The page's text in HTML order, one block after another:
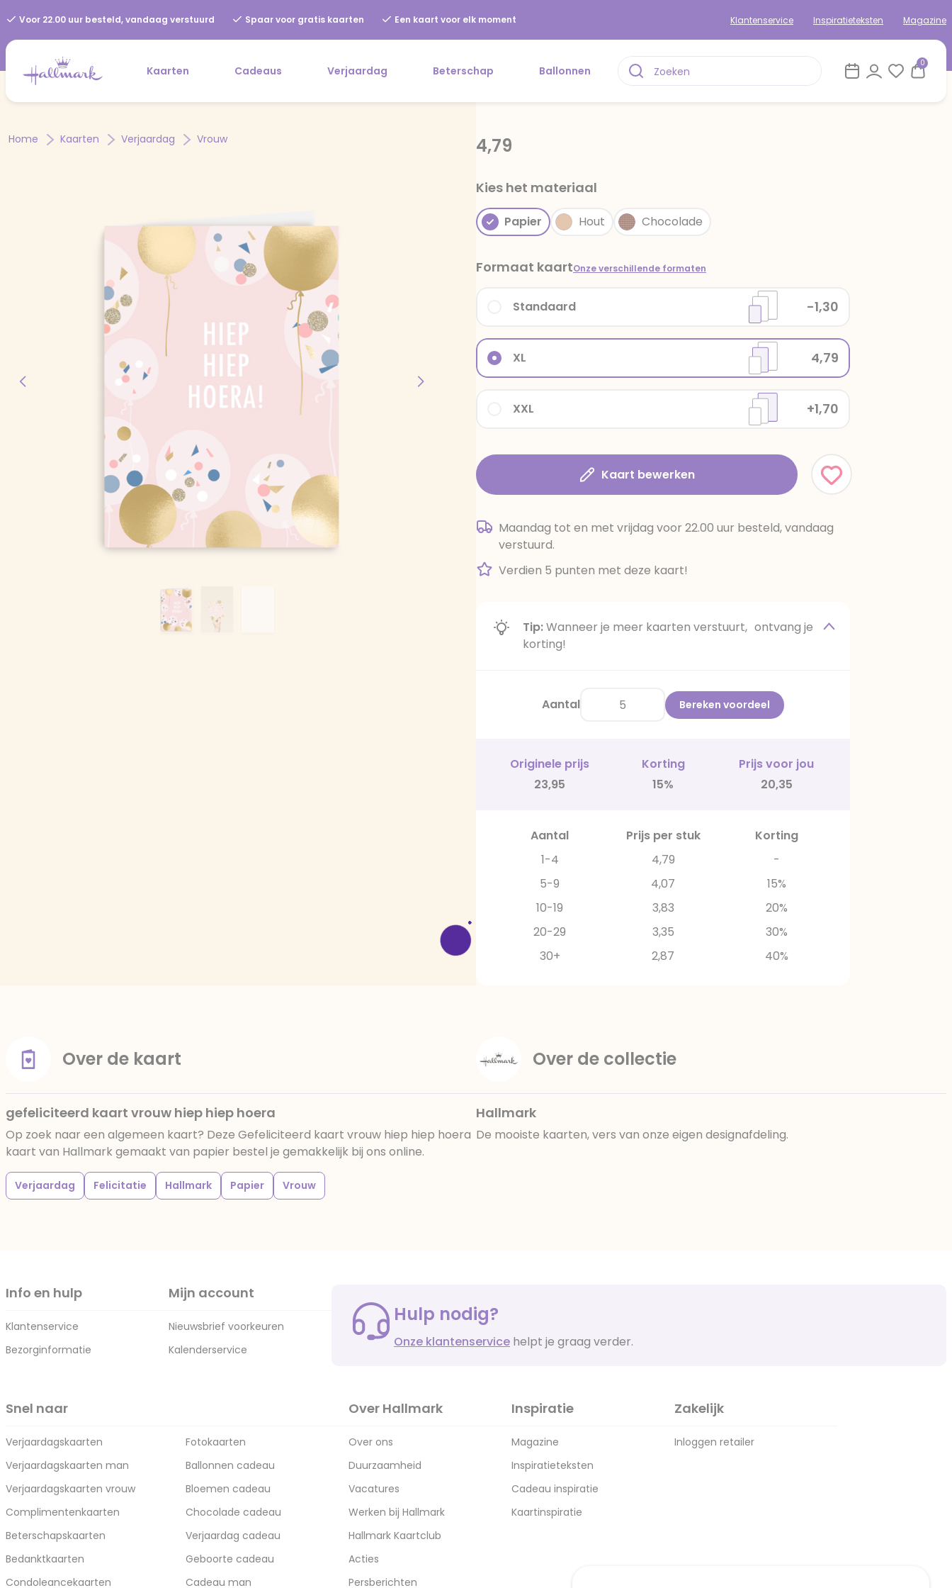
Voor 22.00 uur besteld, vandaag verstuurd Spaar voor gratis kaarten Een kaart voor elk moment Klantenservice Inspiratieteksten Magazine
Kaarten Cadeaus Verjaardag Beterschap Ballonnen
0
Home Kaarten Verjaardag Vrouw 4,79
Kies het materiaal
Papier Hout Chocolade
Formaat kaartOnze verschillende formaten
XXL +1,70
XL 4,79
Standaard -1,30
Kaart bewerken
Maandag tot en met vrijdag voor 22.00 uur besteld, vandaag
verstuurd.
Verdien 5 punten met deze kaart!
Tip:Wanneer je meer kaarten verstuurt, ontvang je
korting!
Aantal Bereken voordeel
Originele prijs Korting
Prijs voor jou
23,95
15% 20,35
Aantal Prijs per stuk
Korting
1-4
4,79
-
5-9
4,07
15%
10-19
3,83
20%
20-29
3,35
30%
30+
2,87 40%
Over de kaart
gefeliciteerd kaart vrouw hiep hiep hoera
Op zoek naar een algemeen kaart? Deze Gefeliciteerd kaart vrouw hiep hiep hoera
kaart van Hallmark gemaakt van papier bestel je gemakkelijk bij ons online.
Verjaardag Felicitatie Hallmark Papier Vrouw
Over de collectie
Hallmark
De mooiste kaarten, vers van onze eigen designafdeling.
Info en hulp
Klantenservice
Bezorginformatie
Mijn account
Nieuwsbrief voorkeuren
Kalenderservice
Hulp nodig?
Onze klantenservice helpt je graag verder.
Snel naar
Verjaardagskaarten
Verjaardagskaarten man
Verjaardagskaarten vrouw
Complimentenkaarten
Beterschapskaarten
Bedanktkaarten
Condoleancekaarten
Fotokaarten
Ballonnen cadeau
Bloemen cadeau
Chocolade cadeau
Verjaardag cadeau
Geboorte cadeau
Cadeau man
Over Hallmark
Over ons
Duurzaamheid
Vacatures
Werken bij Hallmark
Hallmark Kaartclub
Acties
Persberichten
Inspiratie
Magazine
Inspiratieteksten
Cadeau inspiratie
Kaartinspiratie
Zakelijk
Inloggen retailer